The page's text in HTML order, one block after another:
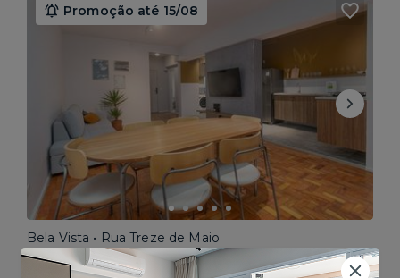
Promoção até 15/08
Bela Vista • Rua Treze de Maio
Compartilhado até 5 pessoas • 160m²